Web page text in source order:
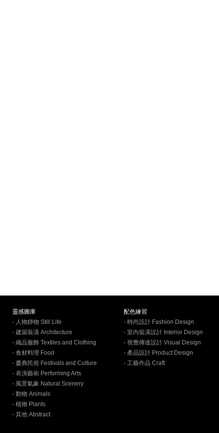
靈感圖庫
- 人物靜物 Still Life
- 建築裝潢 Architecture
- 織品服飾 Textiles and Clothing
- 食材料理 Food
- 慶典民俗 Festivals and Culture
- 表演藝術 Performing Arts
- 風景氣象 Natural Scenery
- 動物 Animals
- 植物 Plants
- 其他 Abstract
配色練習
- 時尚設計 Fashion Design
- 室內裝潢設計 Interior Design
- 視覺傳達設計 Visual Design
- 產品設計 Product Design
- 工藝作品 Craft